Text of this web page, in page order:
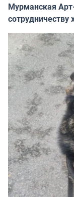
Мурманская